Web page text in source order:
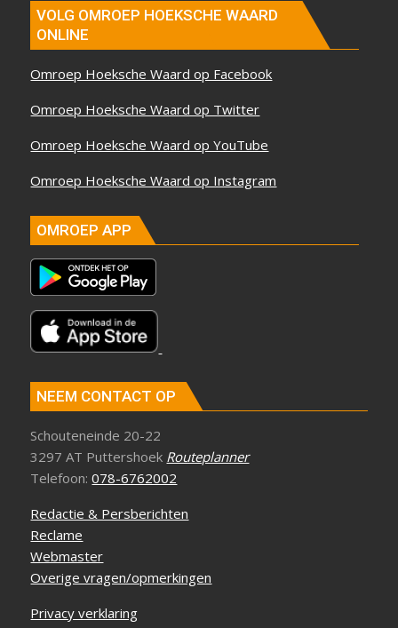
VOLG OMROEP HOEKSCHE WAARD
ONLINE
Omroep Hoeksche Waard op Facebook
Omroep Hoeksche Waard op Twitter
Omroep Hoeksche Waard op YouTube
Omroep Hoeksche Waard op Instagram
OMROEP APP
NEEM CONTACT OP
Schouteneinde 20-22
3297 AT Puttershoek Routeplanner
Telefoon:078-6762002
Redactie & Persberichten
Reclame
Webmaster
Overige vragen/opmerkingen
Privacy verklaring